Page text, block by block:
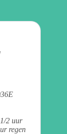
2 uur
regen